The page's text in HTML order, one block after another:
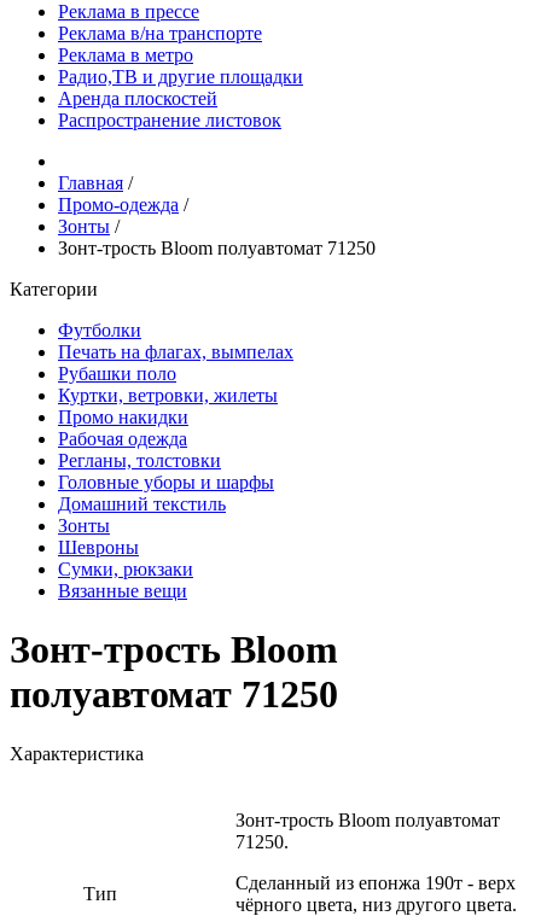
Реклама в прессе
Реклама в/на транспорте
Реклама в метро
Радио,ТВ и другие площадки
Аренда плоскостей
Распространение листовок
Главная /
Промо-одежда /
Зонты /
Зонт-трость Bloom полуавтомат 71250
Категории
Футболки
Печать на флагах, вымпелах
Рубашки поло
Куртки, ветровки, жилеты
Промо накидки
Рабочая одежда
Регланы, толстовки
Головные уборы и шарфы
Домашний текстиль
Зонты
Шевроны
Сумки, рюкзаки
Вязанные вещи
Зонт-трость Bloom
полуавтомат 71250
Характеристика
Тип
Зонт-трость Bloom полуавтомат
71250.
Сделанный из епонжа 190т - верх
чёрного цвета, низ другого цвета.